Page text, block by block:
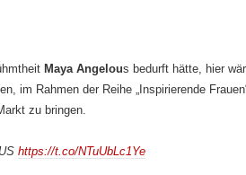
Maya Angelous bedurft hätte, hier
im Rahmen der Reihe „Inspirierende
zu bringen.
https://t.co/NTuUbLc1Ye